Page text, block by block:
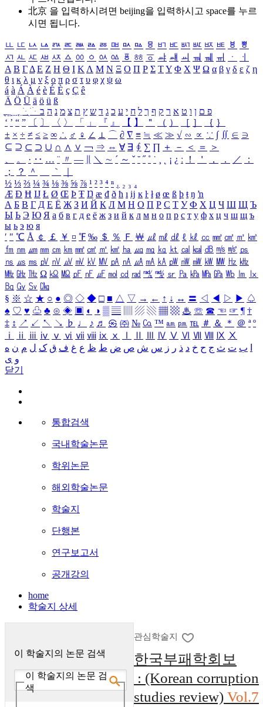
北京 을 입력하시려면 beijing을 입력하시고 space를 누르
시면 됩니다.
ㅥ ㅦ ㅧ ㅨ ㅩ ㅪ ㅫ ㅬ ㅭ ㅮ ㅯ ㅰ ㅱ ㅲ ㅳ ㅴ ㅵ ㅶ ㅷ ㅸ
ㅹ
ㅺ ㅻ ㅼ ㅽ ㅾ ㅿ ㆀ ㆁ ㆂ ㆃ ㆄ ㆅ ㆆ ㆇ ㆈ ㆉ ㆊ ㆋ ㆌ ㆍ
ㆎ
Α Β ΓΔ Ε Ζ Η Θ Ι ΚΛ Μ Ν Ξ Ο Π Ρ Σ ΤΥ Φ Χ Ψ Ω α β γ δ ε ζ η
θ ι κ λ μ ν ξ ο π ρ σ τ υ φ χ ψ ω
á à Á À é è É È ç Ç ê
Ä Ö Ü ä ö ü ß
ִֶֹ ֻּ ׁׂ פ ם ן ו ט א ר ק ף ך ל ח י ע כ ג ד ש ץ ת צ מ נ ה ב
‘ ’ “ ” 〔 〕 〈 〉 「 」 『 』 【 】 ＂ （ ） ［ ］ ｛ ｝
± × ÷ ≠ ≤ ≥ ∞ ∴ ♂ ♀ ∠ ⊥ ⌒ ∂ ∇ ≡ ≒ ≪ ≫ √ ∽ ∝ ∵ ∫ ∬ ∈ ∋
⊆ ⊇ ⊂ ⊃ ∪ ∩ ∧ ∨ ￢ ⇒ ⇔ ∀ ∃ ∮ ∑ ∏ ＋ － ＜ ＝
＞
、
。 · ‥ … ¨ 〃 ― ＼ ∼ ´ ～ ˇ ˘ ˝ ˚ ˙ ¸ ¡ ¿ ː ！ ＇ ， ． ／
：
；
？ ＾ ｀
½ ⅓ ⅔ ¼ ¾ ⅛ ⅜ ⅝ ⅞ ¹ ² ³ ⁴ ⁿ ₁ ₂ ₃ ₄
Æ Ð Ħ Ĳ Ł Ø Œ Þ Ŧ Ŋ æ đ ð ħ ı ĳ ĸ ŀ ł ø œ ß þ ŧ ŋ ŉ
А Б В Г Д Е Ё Ж З И Й К Л М Н О П Р С Т У Ф Х Ц Ч Ш Щ Ъ
Ы Ь Э Ю Я а б в г д е ё ж з и й к л м н о п р с т у ф х ц ч ш щ ъ
ы ь э ю я
′ ″ ℃ Å ￠ ￡ ￥ ¤ ℉ ‰ ＄ ％ Ｆ ￦ ㎕ ㎖ ㎗ ℓ ㎘ ㏄ ㎣ ㎤ ㎥ ㎦
㎙ ㎚ ㎛ ㎜ ㎝ ㎞ ㎟ ㎠ ㎡ ㎢ ㏊ ㎍ ㎎ ㎏ ㏏ ㎈ ㎉ ㏈ ㎧ ㎨ ㎰
㎱ ㎲ ㎳ ㎴ ㎵ ㎶ ㎷ ㎸ ㎹ ㎀ ㎁ ㎂ ㎃ ㎄ ㎺ ㎻ ㎽ ㎾ ㎿ ㎐ ㎑
㎒ ㎓ ㎔ Ω ㏀ ㏁ ㎊ ㎋ ㎌ ㏖ ㏅ ㎭ ㎮ ㎯ ㏛ ㎩ ㎪ ㎫ ㎬ ㏝ ㏐
㏓
㏃ ㏉ ㏜ ㏆
§ ※ ☆ ★ ○ ● ◎ ◇ ◆ □ ■ △ ▽ → ← ↑ ↓ ↔ 〓 ◁ ◀ ▷ ▶ ♤
♠ ♡ ♥ ♧ ♣ ⊙ ◈ ▣ ◐ ◑ ▒ ▤ ▨ ▧ ▦ ▩ ♨ ☏ ☎ ☜ ☞ ¶ †
‡ ↕ ↗ ↙ ↖ ↘ ♭ ♩ ♪ ♬ ㉿ ㈜ № ㏇ ™ ㏂ ㏘ ℡ ＃ ＆ ＊ ＠ ª º
ⅰ
ⅱ ⅲ ⅳ ⅴ ⅵ ⅶ ⅷ ⅸ ⅹ Ⅳ Ⅴ Ⅵ Ⅶ Ⅷ Ⅸ Ⅹ
ب ت ث ج ح خ د ذ ر ز س ش ص ض ط ظ ع غ ف ق ک ل م ن ه
و ی
닫기
통합검색
국내학술논문
학위논문
해외학술논문
학술지
단행본
연구보고서
공개강의
home
학술지 상세
이 학술지의 논문 검색
이 학술지의 논문 검
색
관심학술지
한국부패학회보
: (Korean corruption
studies review) Vol.7